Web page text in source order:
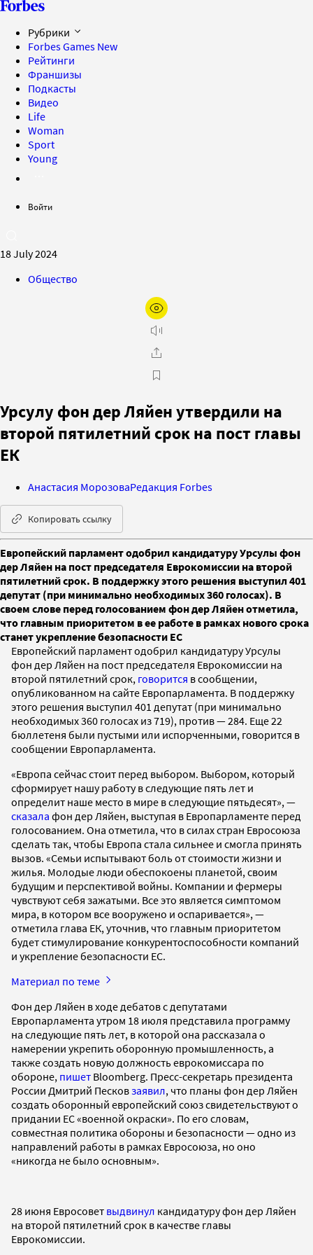
Рубрики
Forbes Games New
Рейтинги
Франшизы
Подкасты
Видео
Life
Woman
Sport
Young
Войти
18 July 2024
Общество
Урсулу фон дер Ляйен утвердили на
второй пятилетний срок на пост главы
ЕК
Анастасия МорозоваРедакция Forbes
Копировать ссылку
Европейский парламент одобрил кандидатуру Урсулы фон
дер Ляйен на пост председателя Еврокомиссии на второй
пятилетний срок. В поддержку этого решения выступил 401
депутат (при минимально необходимых 360 голосах). В
своем слове перед голосованием фон дер Ляйен отметила,
что главным приоритетом в ее работе в рамках нового срока
станет укрепление безопасности ЕС
Европейский парламент одобрил кандидатуру Урсулы
фон дер Ляйен на пост председателя Еврокомиссии на
второй пятилетний срок, говорится в сообщении,
опубликованном на сайте Европарламента. В поддержку
этого решения выступил 401 депутат (при минимально
необходимых 360 голосах из 719), против — 284. Еще 22
бюллетеня были пустыми или испорченными, говорится в
сообщении Европарламента.
«Европа сейчас стоит перед выбором. Выбором, который
сформирует нашу работу в следующие пять лет и
определит наше место в мире в следующие пятьдесят», —
сказала фон дер Ляйен, выступая в Европарламенте перед
голосованием. Она отметила, что в силах стран Евросоюза
сделать так, чтобы Европа стала сильнее и смогла принять
вызов. «Семьи испытывают боль от стоимости жизни и
жилья. Молодые люди обеспокоены планетой, своим
будущим и перспективой войны. Компании и фермеры
чувствуют себя зажатыми. Все это является симптомом
мира, в котором все вооружено и оспаривается», —
отметила глава ЕК, уточнив, что главным приоритетом
будет стимулирование конкурентоспособности компаний
и укрепление безопасности ЕС.
Материал по теме
Фон дер Ляйен в ходе дебатов с депутатами
Европарламента утром 18 июля представила программу
на следующие пять лет, в которой она рассказала о
намерении укрепить оборонную промышленность, а
также создать новую должность еврокомиссара по
обороне, пишет Bloomberg. Пресс-секретарь президента
России Дмитрий Песковзаявил, что планы фон дер Ляйен
создать оборонный европейский союз свидетельствуют о
придании ЕС «военной окраски». По его словам,
совместная политика обороны и безопасности — одно из
направлений работы в рамках Евросоюза, но оно
«никогда не было основным».
28 июня Евросовет выдвинул кандидатуру фон дер Ляйен
на второй пятилетний срок в качестве главы
Еврокомиссии.